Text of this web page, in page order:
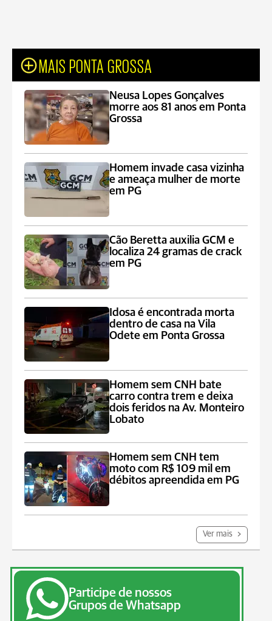
MAIS PONTA GROSSA
Neusa Lopes Gonçalves
morre aos 81 anos em Ponta
Grossa
Homem invade casa vizinha
e ameaça mulher de morte
em PG
Cão Beretta auxilia GCM e
localiza 24 gramas de crack
em PG
Idosa é encontrada morta
dentro de casa na Vila
Odete em Ponta Grossa
Homem sem CNH bate
carro contra trem e deixa
dois feridos na Av. Monteiro
Lobato
Homem sem CNH tem
moto com R$ 109 mil em
débitos apreendida em PG
Ver mais
Participe de nossos
Grupos de Whatsapp